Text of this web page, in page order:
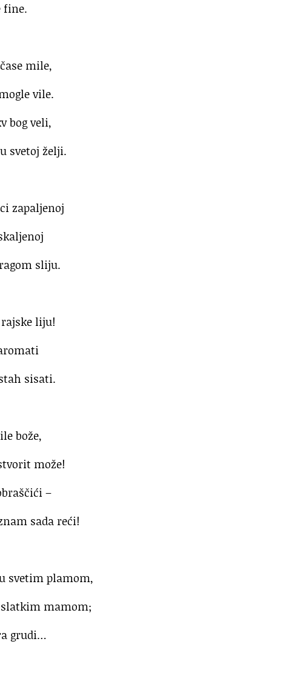
fine.
mile,
vile.
bog veli,
svetoj želji.
zapaljenoj
sliju.
liju!
sisati.
bože,
može!
–
sada reći!
svetim plamom,
slatkim mamom;
grudi…